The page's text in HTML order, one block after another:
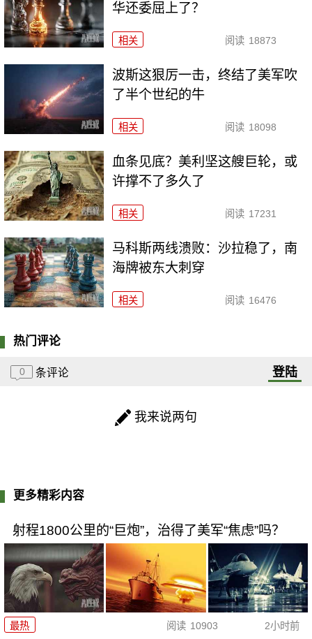
华还委屈上了？
相关 阅读 18873
波斯这狠厉一击，终结了美军吹
了半个世纪的牛
相关 阅读 18098
血条见底？美利坚这艘巨轮，或
许撑不了多久了
相关 阅读 17231
马科斯两线溃败：沙拉稳了，南
海牌被东大刺穿
相关 阅读 16476
热门评论
0 条评论 登陆
我来说两句
更多精彩内容
射程1800公里的“巨炮”，治得了美军“焦虑”吗？
最热 阅读 10903 2小时前